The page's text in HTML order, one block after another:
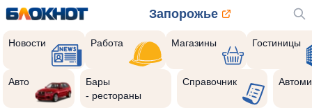
Запорожье
Новости Работа Магазины Гостиницы
Авто
Бары
- рестораны
Справочник